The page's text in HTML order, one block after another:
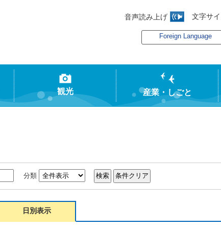
音声読み上げ 文字サ
Foreign Language
観光 産業・しごと
分類
日別表示